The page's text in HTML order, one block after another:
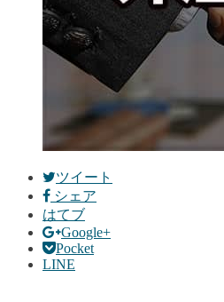
ツイート
シェア
はてブ
Google+
Pocket
LINE